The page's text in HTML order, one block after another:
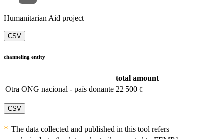
Humanitarian Aid project
CSV
channeling entity
total amount
Otra ONG nacional - país donante 22 500 €
CSV
The data collected and published in this tool refers